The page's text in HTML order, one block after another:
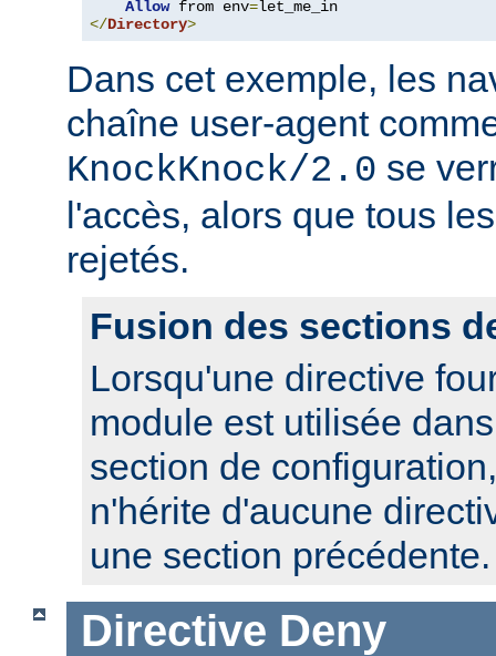
Allow from env=
</Directory>
Dans cet exemple, les
chaîne user-agent
KnockKnock/2.0 se
l'accès, alors que tous
rejetés.
Fusion des sections
Lorsqu'une directive
module est utilisée
section de
n'hérite d'aucune
une section précédente.
Directive Deny